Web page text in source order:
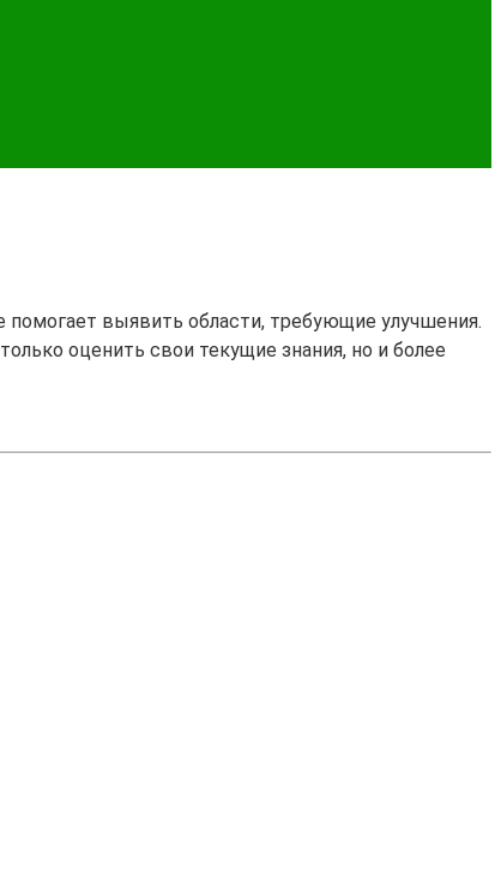
помогает выявить области, требующие улучшения.
оценить свои текущие знания, но и более